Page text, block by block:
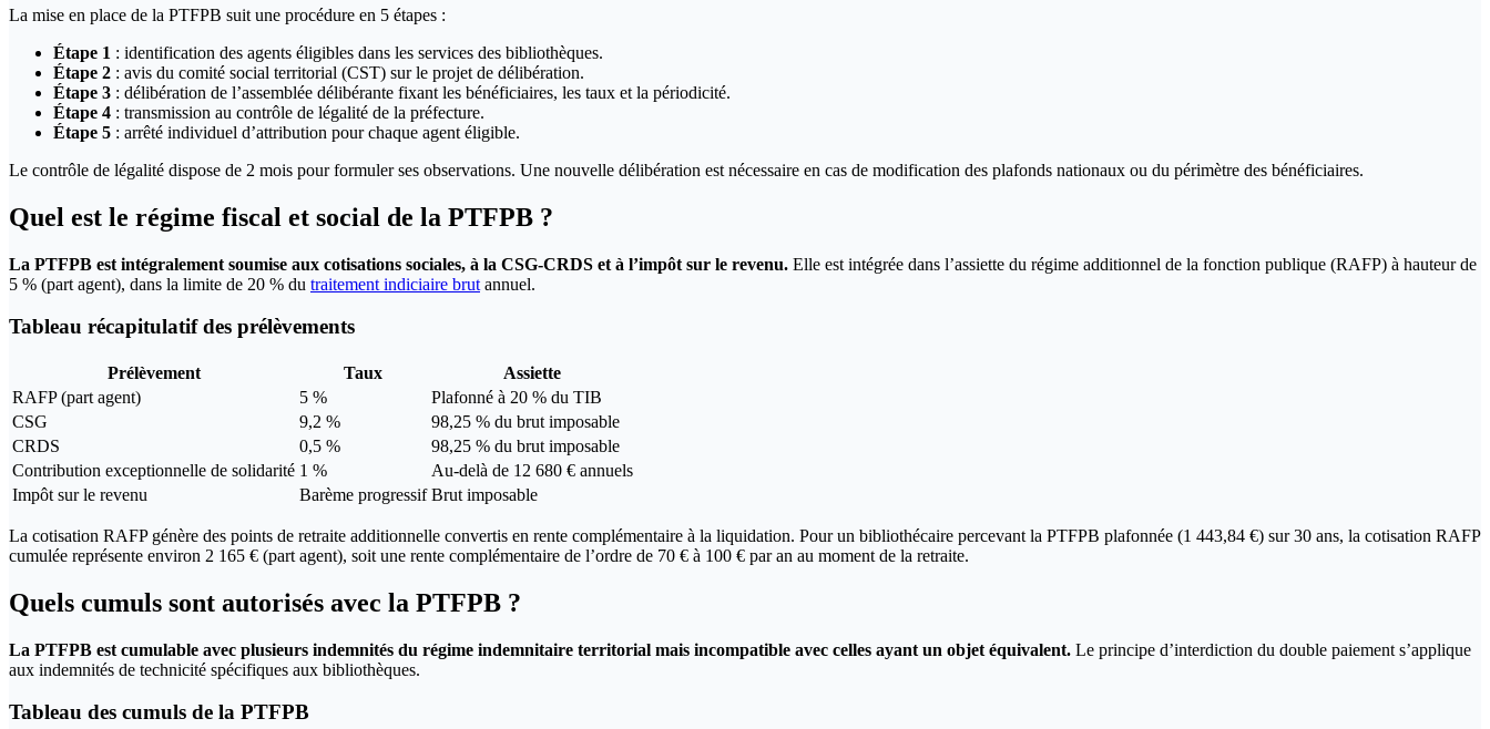
La mise en place de la PTFPB suit une procédure en 5 étapes :
Étape 1 : identification des agents éligibles dans les services des bibliothèques.
Étape 2 : avis du comité social territorial (CST) sur le projet de délibération.
Étape 3 : délibération de l’assemblée délibérante fixant les bénéficiaires, les taux et la périodicité.
Étape 4 : transmission au contrôle de légalité de la préfecture.
Étape 5 : arrêté individuel d’attribution pour chaque agent éligible.
Le contrôle de légalité dispose de 2 mois pour formuler ses observations. Une nouvelle délibération est nécessaire en cas de modification des plafonds nationaux ou du périmètre des bénéficiaires.
Quel est le régime fiscal et social de la PTFPB ?
La PTFPB est intégralement soumise aux cotisations sociales, à la CSG-CRDS et à l’impôt sur le revenu. Elle est intégrée dans l’assiette du régime additionnel de la fonction publique (RAFP) à hauteur de
5 % (part agent), dans la limite de 20 % du traitement indiciaire brut annuel.
Tableau récapitulatif des prélèvements
Prélèvement Taux
Assiette
RAFP (part agent)
5 %
Plafonné à 20 % du TIB
CSG
9,2 %
98,25 % du brut imposable
CRDS
0,5 %
98,25 % du brut imposable
Contribution exceptionnelle de solidarité 1 %
Au-delà de 12 680 € annuels
Impôt sur le revenu
Barème progressif Brut imposable
La cotisation RAFP génère des points de retraite additionnelle convertis en rente complémentaire à la liquidation. Pour un bibliothécaire percevant la PTFPB plafonnée (1 443,84 €) sur 30 ans, la cotisation RAFP
cumulée représente environ 2 165 € (part agent), soit une rente complémentaire de l’ordre de 70 € à 100 € par an au moment de la retraite.
Quels cumuls sont autorisés avec la PTFPB ?
La PTFPB est cumulable avec plusieurs indemnités du régime indemnitaire territorial mais incompatible avec celles ayant un objet équivalent. Le principe d’interdiction du double paiement s’applique
aux indemnités de technicité spécifiques aux bibliothèques.
Tableau des cumuls de la PTFPB